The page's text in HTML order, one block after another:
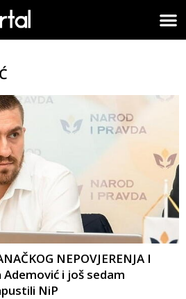
NEPOVJERENJA I
Ademović i još sedam
NiP